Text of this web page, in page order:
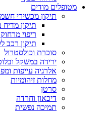
מטופלים מודים
תיקון מכשירי
תיקון מדיח
ריפוי
תיקון רכב
סוכרת וכולסטרול
ירידה במשקל
אלרגיה עייפות
מחלות זיהומיות
סרטן
דיכאון וחרדה
תמיכה נפשית